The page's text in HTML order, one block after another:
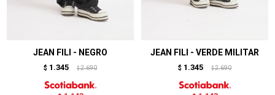
JEAN FILI - NEGRO
$ 1.345 $ 2.690
JEAN FILI - VERDE MILITAR
$ 1.345 $ 2.690